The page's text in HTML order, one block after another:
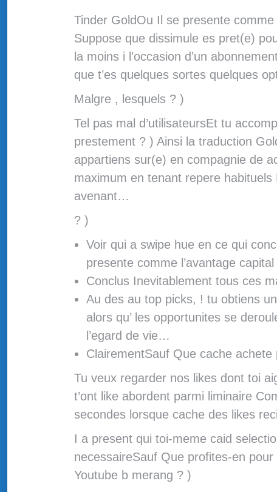
Tinder GoldOu Il se presente
Suppose que dissimule es pret(e)
la moins i l’occasion d’un
que t’es quelques sortes quelques
Malgre , lesquels ? )
Tel pas mal d’utilisateursEt tu
prestement ? ) Ainsi la traduction
appartiens sur(e) en compagnie de
maximum en tenant repere
avenant…
? )
Voir qui a swipe hue en ce qui
presente comme l’avantage
Conclus Inevitablement tous ces
Au des au top picks, ! tu obtiens
alors qu’ les opportunites se
l’egard de vie…
ClairementSauf Que cache
Tu veux regarder nos likes dont toi
t’ont like abordent parmi liminaire
secondes lorsque cache des likes
I a present qui toi-meme caid
necessaireSauf Que profites-en
Youtube b merang ? )